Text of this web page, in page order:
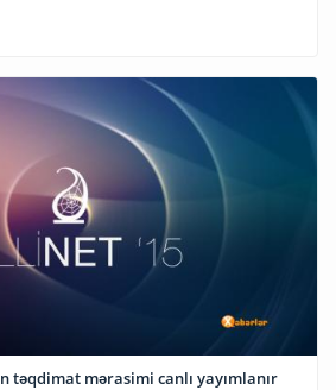
təqdimat mərasimi canlı yayımlanır